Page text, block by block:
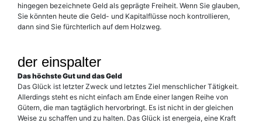
hingegen bezeichnete Geld als geprägte Freiheit. Wenn Sie glauben,
Sie könnten heute die Geld- und Kapitalflüsse noch kontrollieren,
dann sind Sie fürchterlich auf dem Holzweg.
der einspalter
Das höchste Gut und das Geld
Das Glück ist letzter Zweck und letztes Ziel menschlicher Tätigkeit.
Allerdings steht es nicht einfach am Ende einer langen Reihe von
Gütern, die man tagtäglich hervorbringt. Es ist nicht in der gleichen
Weise zu schaffen und zu halten. Das Glück ist energeia, eine Kraft